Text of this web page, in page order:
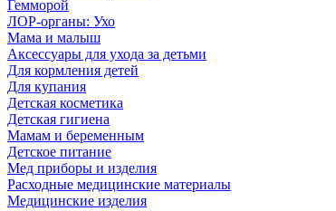
Гемморой
ЛОР-органы: Ухо
Мама и малыш
Аксессуары для ухода за детьми
Для кормления детей
Для купания
Детская косметика
Детская гигиена
Мамам и беременным
Детское питание
Мед приборы и изделия
Расходные медицинские материалы
Медицинские изделия